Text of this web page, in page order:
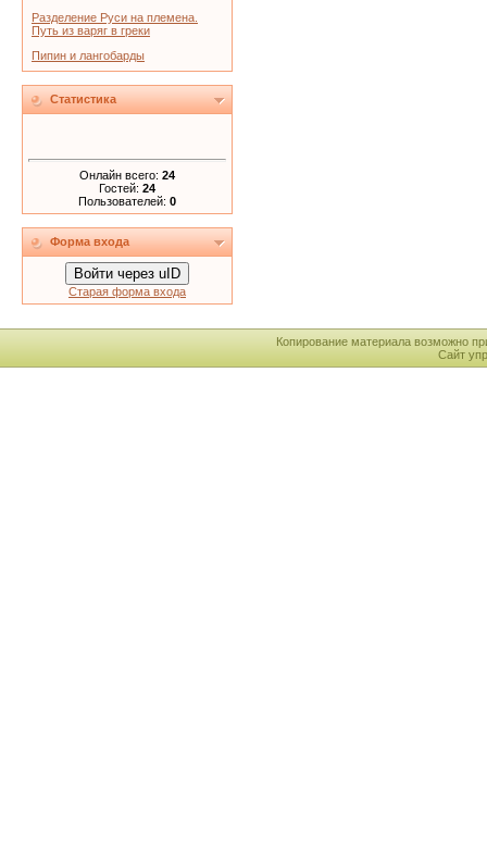
Разделение Руси на племена.
Путь из варяг в греки
Пипин и лангобарды
Статистика
Онлайн всего: 24
Гостей: 24
Пользователей: 0
Форма входа
Войти через uID
Старая форма входа
Копирование материала возможно
Сайт